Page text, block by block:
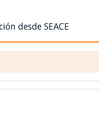
desde SEACE